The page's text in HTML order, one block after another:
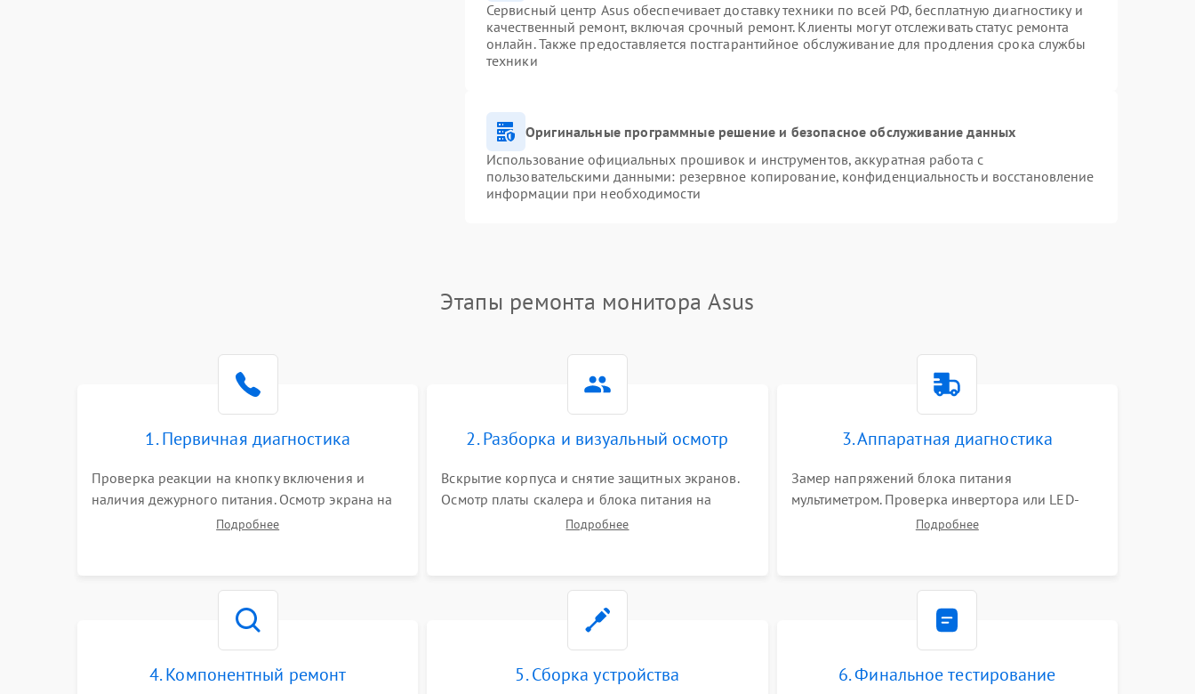
Сервисный центр Asus обеспечивает доставку техники по всей РФ, бесплатную диагностику и
качественный ремонт, включая срочный ремонт. Клиенты могут отслеживать статус ремонта
онлайн. Также предоставляется постгарантийное обслуживание для продления срока службы
техники
Оригинальные программные решение и безопасное обслуживание данных
Использование официальных прошивок и инструментов, аккуратная работа с
пользовательскими данными: резервное копирование, конфиденциальность и восстановление
информации при необходимости
Этапы ремонта монитора Asus
1. Первичная диагностика
Проверка реакции на кнопку включения и
наличия дежурного питания. Осмотр экрана на
механические повреждения. Подключение к ПК
Подробнее
2. Разборка и визуальный осмотр
Вскрытие корпуса и снятие защитных экранов.
Осмотр платы скалера и блока питания на
наличие вздутых конденсаторов, прогаров,
Подробнее
3. Аппаратная диагностика
Замер напряжений блока питания
мультиметром. Проверка инвертора или LED-
драйвера подсветки. Диагностика цепей
Подробнее
4. Компонентный ремонт 5. Сборка устройства 6. Финальное тестирование